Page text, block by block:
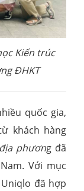
Kiến trúc
ĐHKT
quốc gia,
khách hàng
phương đã
Với mục
đã hợp